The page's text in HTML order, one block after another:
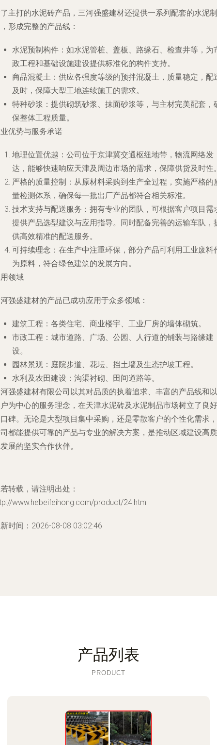
主打的水泥砖产品，三河强盛建材还提供一系列配套的水泥制
形成完整的产品线：
水泥预制构件 ：如水泥管桩、盖板、路缘石、检查井等，为
政工程和基础设施建设提供标准化的构件支持。
商品混凝土 ：供应各强度等级的预拌混凝土，质量稳定，配
及时，保障大型工地连续施工的需求。
特种砂浆 ：提供砌筑砂浆、抹面砂浆等，与主材完美配套，
保整体工程质量。
优势与服务承诺
地理位置优越 ：公司位于京津冀交通枢纽地带，物流网络发
达，能够快速响应天津及周边市场的需求，保障供货及时性
严格的质量控制 ：从原材料采购到生产全过程，实施严格的
量检测体系，确保每一批出厂产品都符合相关标准。
技术支持与配送服务 ：拥有专业的团队，可根据客户项目需
提供产品选型建议与应用指导。同时配备完善的运输车队，
供高效精准的配送服务。
可持续理念 ：在生产中注重环保，部分产品可利用工业废料
为原料，符合绿色建筑的发展方向。
领域
强盛建材的产品已成功应用于众多领域：
建筑工程 ：各类住宅、商业楼宇、工业厂房的墙体砌筑。
市政工程 ：城市道路、广场、公园、人行道的铺装与路缘建
设。
园林景观 ：庭院步道、花坛、挡土墙及生态护坡工程。
水利及农田建设 ：沟渠衬砌、田间道路等。
强盛建材有限公司以其对品质的执着追求、丰富的产品线和以
为中心的服务理念，在天津水泥砖及水泥制品市场树立了良好
碑。无论是大型项目集中采购，还是零散客户的个性化需求，
都能提供可靠的产品与专业的解决方案，是推动区域建设高质
展的坚实合作伙伴。
转载，请注明出处：
www.hebeifeihong.com/product/24.html
时间：2026-08-08 03:02:46
产品列表
PRODUCT